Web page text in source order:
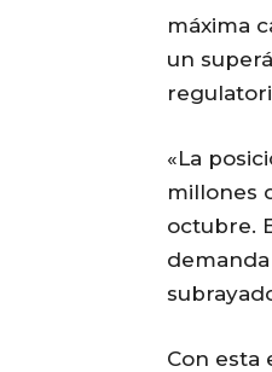
máxima
un
«La
millones
octubre.
Con esta